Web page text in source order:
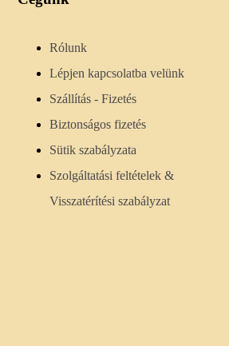
Rólunk
Lépjen kapcsolatba velünk
Szállítás - Fizetés
Biztonságos fizetés
Sütik szabályzata
Szolgáltatási feltételek &
Visszatérítési szabályzat